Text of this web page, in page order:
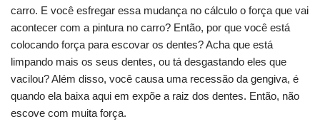
carro. E você esfregar essa mudança no cálculo o força que vai
acontecer com a pintura no carro? Então, por que você está
colocando força para escovar os dentes? Acha que está
limpando mais os seus dentes, ou tá desgastando eles que
vacilou? Além disso, você causa uma recessão da gengiva, é
quando ela baixa aqui em expõe a raiz dos dentes. Então, não
escove com muita força.